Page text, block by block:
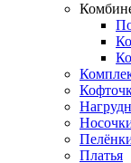
Платья